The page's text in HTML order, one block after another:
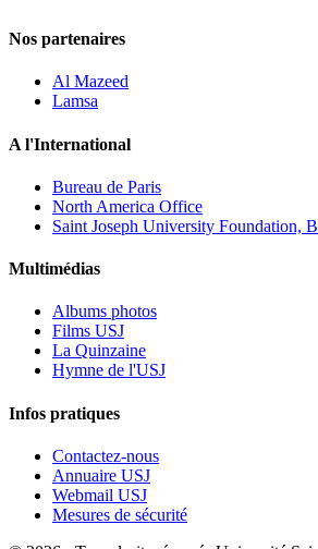
Nos partenaires
Al Mazeed
Lamsa
A l'International
Bureau de Paris
North America Office
Saint Joseph University Foundation,
Multimédias
Albums photos
Films USJ
La Quinzaine
Hymne de l'USJ
Infos pratiques
Contactez-nous
Annuaire USJ
Webmail USJ
Mesures de sécurité